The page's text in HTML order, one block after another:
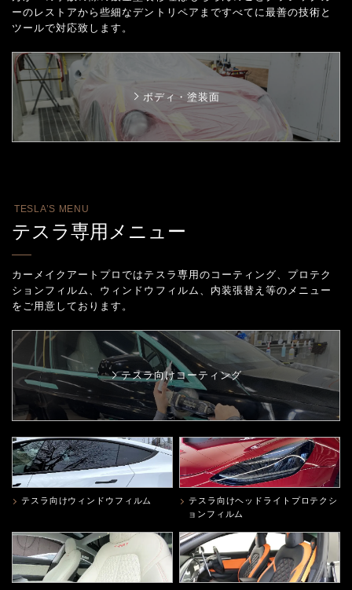
ーのレストアから些細なデントリペアまですべてに最善の技術と
ツールで対応致します。
ボディ・塗装面
TESLA’S MENU
テスラ専用メニュー
カーメイクアートプロではテスラ専用のコーティング、プロテク
ションフィルム、 ウィンドウフィルム、内装張替え等のメニュー
をご用意しております。
テスラ向けコーティング
テスラ向けウィンドウフィルム
テスラ向けヘッドライトプロテクシ
ョンフィルム